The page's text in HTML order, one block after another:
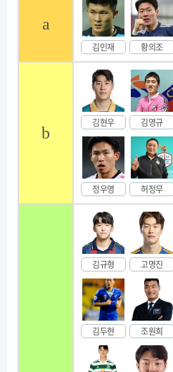
a
김민재 황의조
b
김현우 김영규
정우영 허정무
김규형 고명진
김두현 조원희